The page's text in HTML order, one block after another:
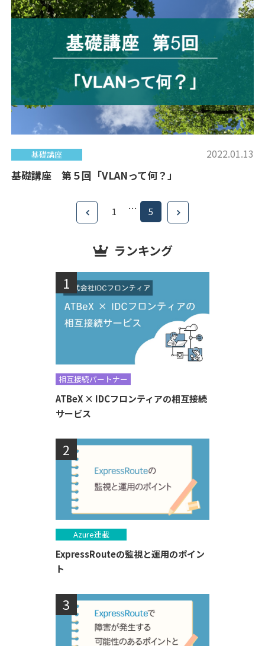
基礎講座 2022.01.13
基礎講座 第５回「VLANって何？」
1 … 5
ランキング
相互接続パートナー
ATBeX × IDCフロンティアの相互接続
サービス
Azure連載
ExpressRouteの監視と運用のポイン
ト